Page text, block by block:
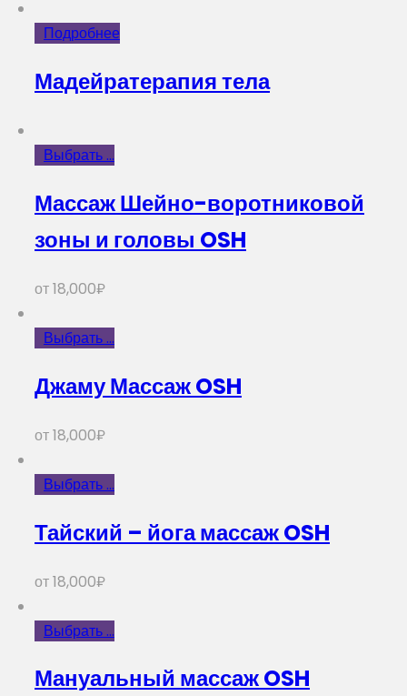
Подробнее
Мадейратерапия тела
Выбрать ...
Массаж Шейно-воротниковой
зоны и головы OSH
от18,000₽
Выбрать ...
Джаму Массаж OSH
от18,000₽
Выбрать ...
Тайский – йога массаж OSH
от18,000₽
Выбрать ...
Мануальный массаж OSH